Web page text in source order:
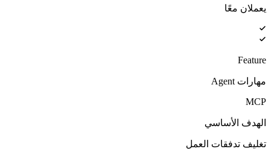
يعملان معًا
Feature
مهارات Agent
MCP
الهدف الأساسي
تغليف تدفقات العمل